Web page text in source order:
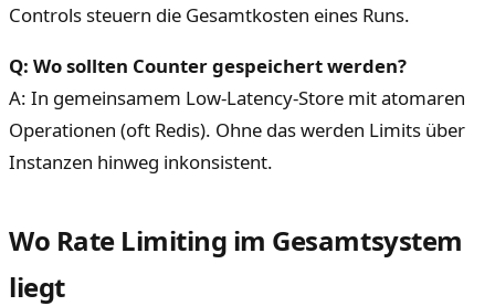
Controls steuern die Gesamtkosten eines Runs.
Q: Wo sollten Counter gespeichert werden?
A: In gemeinsamem Low-Latency-Store mit atomaren
Operationen (oft Redis). Ohne das werden Limits über
Instanzen hinweg inkonsistent.
Wo Rate Limiting im Gesamtsystem
liegt